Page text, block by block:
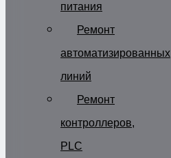
питания
Ремонт
автоматизированных
линий
Ремонт
контроллеров,
PLC